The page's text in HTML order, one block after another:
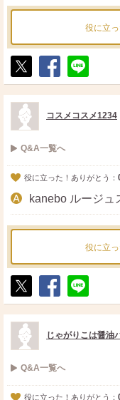
役に立っ
ポ
ス
ト
シ
ェ
送
る
コスメコスメ1234
Q&A一覧へ
役に立った！ありがとう：
kanebo ルージュ
役に立っ
ポ
ス
ト
シ
ェ
送
る
じゃがりこは醤油
Q&A一覧へ
役に立った！ありがとう：